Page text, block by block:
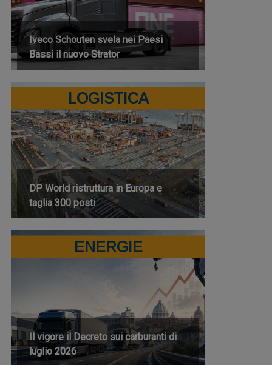
Iveco Schouten svela nei Paesi
Bassi il nuovo Strator
LOGISTICA
DP World ristruttura in Europa e
taglia 300 posti
ENERGIE
Il vigore il Decreto sui carburanti di
luglio 2026